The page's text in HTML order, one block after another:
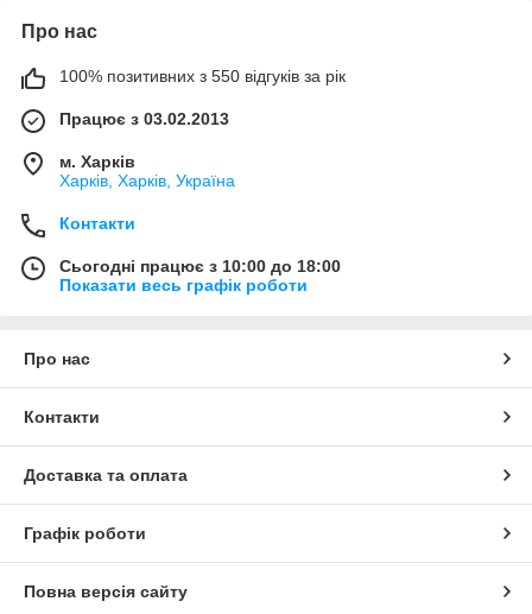
Про нас
100% позитивних з 550 відгуків за рік
Працює з 03.02.2013
м. Харків
Харків, Харків, Україна
Контакти
Сьогодні працює з 10:00 до 18:00
Показати весь графік роботи
Про нас
Контакти
Доставка та оплата
Графік роботи
Повна версія сайту